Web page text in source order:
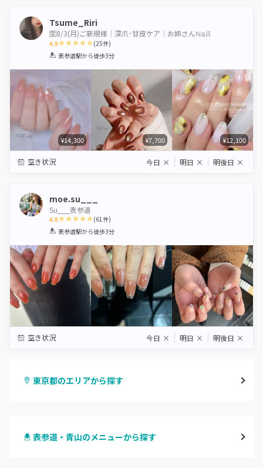
Tsume_Riri
🈳8/3(月)ご新規様┊深爪･甘皮ケア┊お姉さんℕ𝕒𝕚𝕝
4.9
1 2 3 4 5
(25件)
表参道駅から徒歩3分
¥14,300 ¥7,700 ¥12,100
空き状況 今日 × 明日 × 明後日 ×
moe.su___
Su___表参道
4.8
1 2 3 4 5
(61件)
表参道駅から徒歩3分
空き状況 今日 × 明日 × 明後日 ×
東京都のエリアから探す
原宿
表参道・青山のメニューから探す